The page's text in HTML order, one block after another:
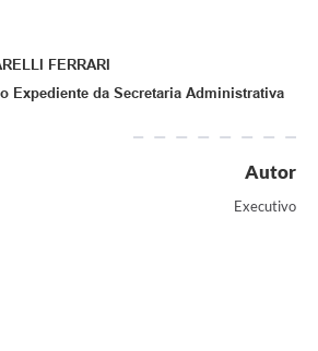
FERRARI
Expediente da Secretaria Administrativa
Autor
Executivo